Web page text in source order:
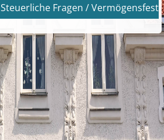
Steuerliche Fragen /